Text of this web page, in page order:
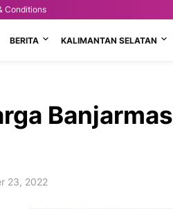
Conditions
BERITA KALIMANTAN SELATAN
23, 2022